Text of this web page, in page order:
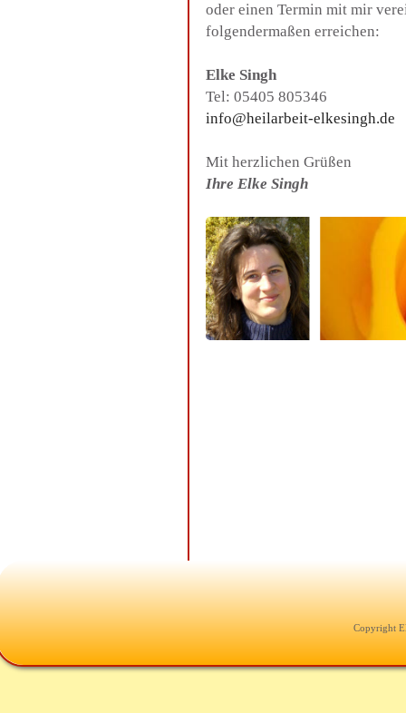
oder einen Termin mit mir
folgendermaßen erreichen:
Elke Singh
Tel: 05405 805346
info@heilarbeit-elkesingh.de
Mit herzlichen Grüßen
Ihre Elke Singh
Copyright